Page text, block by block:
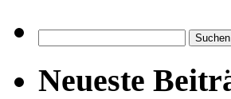
nach:
Neueste